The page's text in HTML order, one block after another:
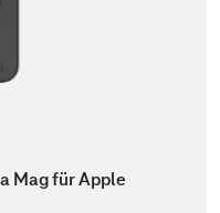
Mag für Apple